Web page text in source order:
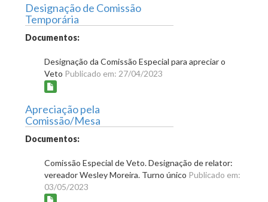
Designação de Comissão
Temporária
Documentos:
Designação da Comissão Especial para apreciar o
Veto Publicado em: 27/04/2023
Apreciação pela
Comissão/Mesa
Documentos:
Comissão Especial de Veto. Designação de relator:
vereador Wesley Moreira. Turno único Publicado em:
03/05/2023